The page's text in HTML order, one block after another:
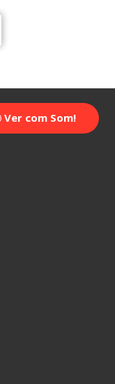
Ver com Som!